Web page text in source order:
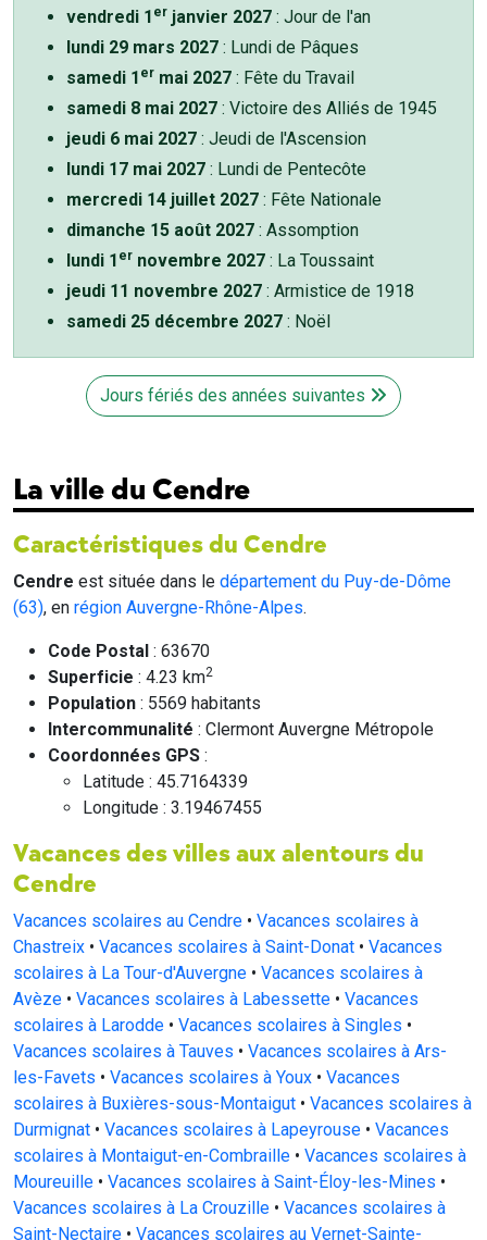
vendredi 1 er janvier 2027 : Jour de l'an
lundi 29 mars 2027 : Lundi de Pâques
samedi 1 er mai 2027 : Fête du Travail
samedi 8 mai 2027 : Victoire des Alliés de 1945
jeudi 6 mai 2027 : Jeudi de l'Ascension
lundi 17 mai 2027 : Lundi de Pentecôte
mercredi 14 juillet 2027 : Fête Nationale
dimanche 15 août 2027 : Assomption
lundi 1 er novembre 2027 : La Toussaint
jeudi 11 novembre 2027 : Armistice de 1918
samedi 25 décembre 2027 : Noël
Jours fériés des années suivantes
La ville du Cendre
Caractéristiques du Cendre
Cendre est située dans le département du Puy-de-Dôme
(63), en région Auvergne-Rhône-Alpes.
Code Postal : 63670
Superficie : 4.23 km2
Population : 5569 habitants
Intercommunalité : Clermont Auvergne Métropole
Coordonnées GPS :
Latitude : 45.7164339
Longitude : 3.19467455
Vacances des villes aux alentours du
Cendre
Vacances scolaires au Cendre • Vacances scolaires à
Chastreix • Vacances scolaires à Saint-Donat • Vacances
scolaires à La Tour-d'Auvergne • Vacances scolaires à
Avèze • Vacances scolaires à Labessette • Vacances
scolaires à Larodde • Vacances scolaires à Singles •
Vacances scolaires à Tauves • Vacances scolaires à Ars-
les-Favets • Vacances scolaires à Youx • Vacances
scolaires à Buxières-sous-Montaigut • Vacances scolaires à
Durmignat • Vacances scolaires à Lapeyrouse • Vacances
scolaires à Montaigut-en-Combraille • Vacances scolaires à
Moureuille • Vacances scolaires à Saint-Éloy-les-Mines •
Vacances scolaires à La Crouzille • Vacances scolaires à
Saint-Nectaire • Vacances scolaires au Vernet-Sainte-